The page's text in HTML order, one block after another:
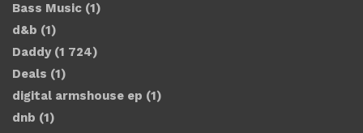
Bass Music (1)
d&b (1)
Daddy(1 724)
Deals (1)
digital armshouse ep (1)
dnb (1)